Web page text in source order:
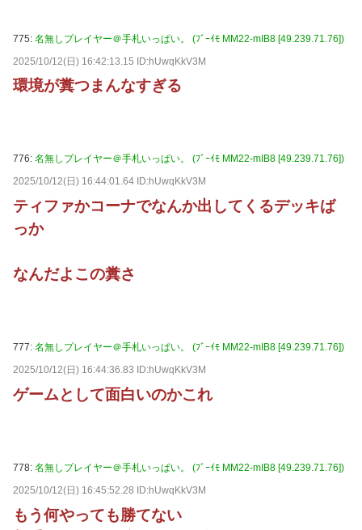
775: 名無しプレイヤー＠手札いっぱい。 (ﾌﾞｰｲﾓ MM22-mIB8 [49.239.71.76])
2025/10/12(日) 16:42:13.15 ID:hUwqKkV3M
環境が糞つまんなすぎる
776: 名無しプレイヤー＠手札いっぱい。 (ﾌﾞｰｲﾓ MM22-mIB8 [49.239.71.76])
2025/10/12(日) 16:44:01.64 ID:hUwqKkV3M
ティファかコーナでなんか出してくるデッキば
っか
なんだよこの糞さ
777: 名無しプレイヤー＠手札いっぱい。 (ﾌﾞｰｲﾓ MM22-mIB8 [49.239.71.76])
2025/10/12(日) 16:44:36.83 ID:hUwqKkV3M
ゲームとして面白いのかこれ
778: 名無しプレイヤー＠手札いっぱい。 (ﾌﾞｰｲﾓ MM22-mIB8 [49.239.71.76])
2025/10/12(日) 16:45:52.28 ID:hUwqKkV3M
もう何やっても勝てない